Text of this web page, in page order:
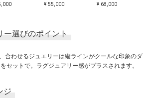
ー選びのポイント
合わせるジュエリーは縦ラインがクールな印象のダ
セットで。ラグジュアリー感がプラスされます。
ジ
グ
¥ 55,000
スレット
¥ 68,000